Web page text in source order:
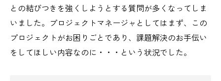
との結びつきを強くしようとする質問が多くなってしま
いました。プロジェクトマネージャとしてはまず、この
プロジェクトがお困りごとであり、課題解決のお手伝い
をしてほしい内容なのに・・・という状況でした。